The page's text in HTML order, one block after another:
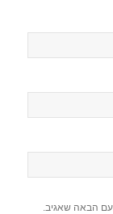
הבאה שאגיב.